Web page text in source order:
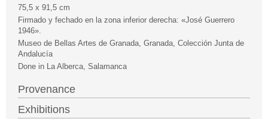
75,5 x 91,5 cm
Firmado y fechado en la zona inferior derecha: «José Guerrero
1946».
Museo de Bellas Artes de Granada, Granada, Colección Junta de
Andalucía
Done in La Alberca, Salamanca
Provenance
Exhibitions